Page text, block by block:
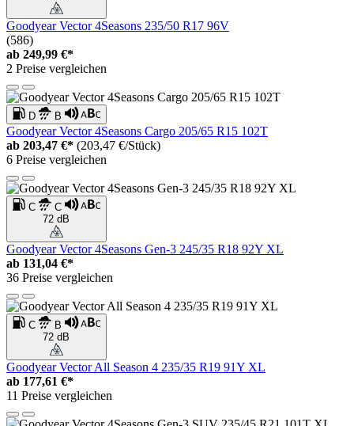
Goodyear Vector 4Seasons 235/50 R17 96V
(586)
ab 249,99 €*
2 Preise vergleichen
D B
Goodyear Vector 4Seasons Cargo 205/65 R15 102T
ab 203,47 €* (203,47 €/Stück)
6 Preise vergleichen
C
C
72 dB
Goodyear Vector 4Seasons Gen-3 245/35 R18 92Y XL
ab 131,04 €*
36 Preise vergleichen
C
B
72 dB
Goodyear Vector All Season 4 235/35 R19 91Y XL
ab 177,61 €*
11 Preise vergleichen